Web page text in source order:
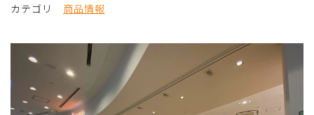
カテゴリ 商品情報